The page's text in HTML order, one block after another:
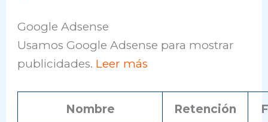
Google Adsense
Usamos Google Adsense para mostrar
publicidades. Leer más
Nombre Retención